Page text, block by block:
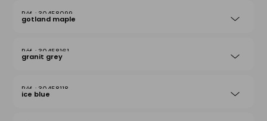
30458099
gotland maple
30458161
granit grey
30458118
ice blue